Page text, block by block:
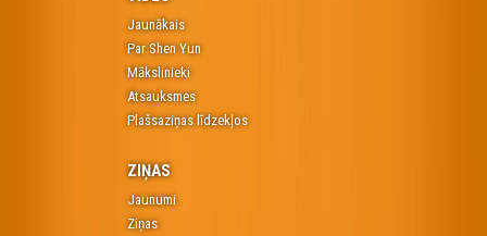
Jaunākais
Par Shen Yun
Mākslinieki
Atsauksmes
Plašsaziņas līdzekļos
ZIŅAS
Jaunumi
Ziņas